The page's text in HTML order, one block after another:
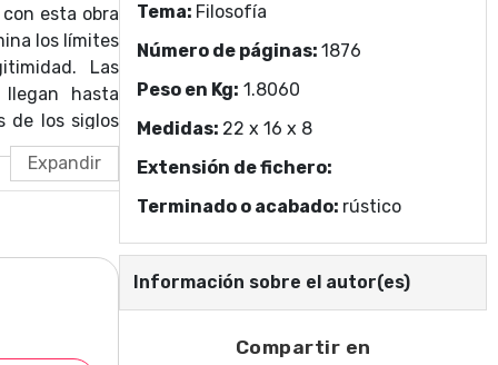
esta obra
los límites
Las
hasta
de los siglos
diálogo con
al lector la
Tema: Filosofía
Número de páginas: 1876
Peso en Kg: 1.8060
Medidas: 22 x 16 x 8
Extensión de fichero:
Terminado o acabado: rústico
Información sobre el autor(es)
Compartir en